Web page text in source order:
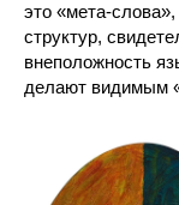
это «мета-
структур,
внеположность
делают видимым